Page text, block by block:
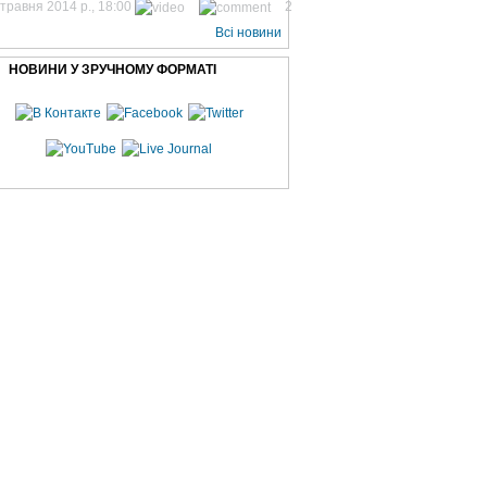
2014 р., 18:00
2
Всі новини
НОВИНИ У ЗРУЧНОМУ ФОРМАТІ